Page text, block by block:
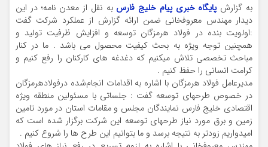
به گزارشپایگاه خبری پیام خلیج فارس به نقل از معدن نامه؛ در این
دیدار مهندس معروفخانی ضمن ارائه گزارش از عملکرد شرکت گفت
:اولویت بنده در فولاد هرمزگان توسعه و افزایش ظرفیت تولید و
همچنین توجه ویژه به بحث کیفیت محصول می باشد . ما در کنار
مباحث تخصصی تلاش میکنیم که دغدغه های کارکنان را رفع کنیم و
کرامت انسانی را حفظ کنیم .
مدیرعامل فولاد هرمزگان با اشاره به اقدامات انجام‌شده در‌فولاد‌هرمزگان‌
در خصوص طرحهای توسعه گفت : جلساتی با مسئولین منطقه ویژه
اقتصادی خلیج فارس نمایندگان مجلس و مقامات استان در مورد تامین
زمین و برق مورد نیاز طرحهای توسعه این شرکت برگزار شده است که
امیدواریم زودتر به نتیجه برسد و ما بتوانیم این طرح ها را شروع کنیم .